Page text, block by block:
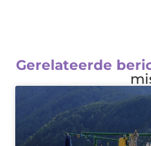
Gerelateerde